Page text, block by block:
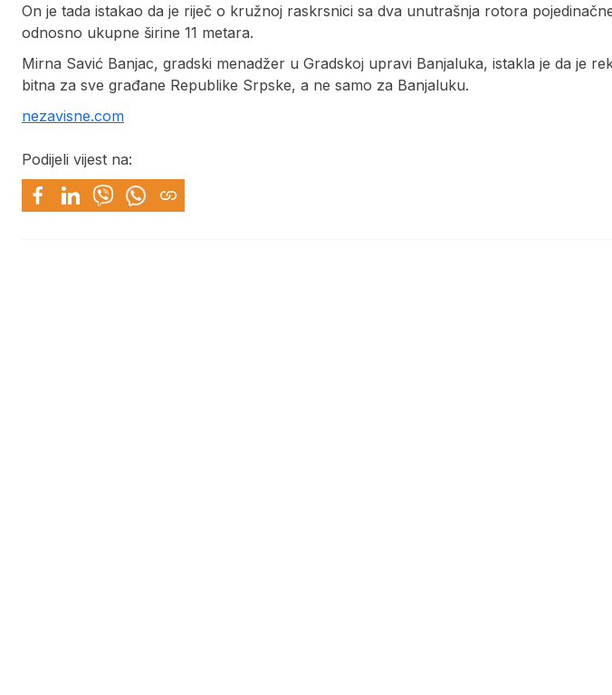
On je tada istakao da je riječ o kružnoj raskrsnici sa dva unutrašnja rotora
odnosno ukupne širine 11 metara.
Mirna Savić Banjac, gradski menadžer u Gradskoj upravi Banjaluka, istakla je da je
bitna za sve građane Republike Srpske, a ne samo za Banjaluku.
nezavisne.com
Podijeli vijest na: